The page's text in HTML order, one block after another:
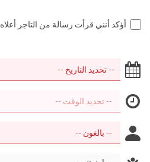
أؤكد أنني قرأت رسالة من التاجر أعلاه